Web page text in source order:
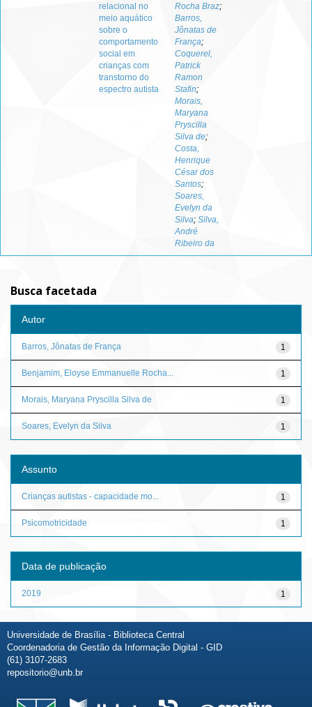
relacional no
meio aquático
sobre o
comportamento
social em
crianças com
transtorno do
espectro autista
Rocha Braz;
Barros,
Jônatas de
França;
Coquerel,
Patrick
Ramon
Stafin;
Morais,
Maryana
Pryscilla
Silva de;
Costa,
Henrique
César dos
Santos;
Soares,
Evelyn da
Silva; Silva,
André
Ribeiro da
Busca facetada
Autor
1
Barros, Jônatas de França
1
Benjamim, Eloyse Emmanuelle Rocha...
1
Morais, Maryana Pryscilla Silva de
1
Soares, Evelyn da Silva
Assunto
1
Crianças autistas - capacidade mo...
1
Psicomotricidade
Data de publicação
1
2019
Universidade de Brasília - Biblioteca Central
Coordenadoria de Gestão da Informação Digital - GID
(61) 3107-2683
repositorio@unb.br